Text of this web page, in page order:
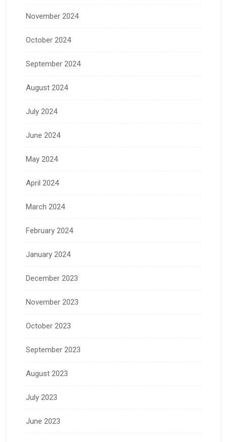
November 2024
October 2024
September 2024
August 2024
July 2024
June 2024
May 2024
April 2024
March 2024
February 2024
January 2024
December 2023
November 2023
October 2023
September 2023
August 2023
July 2023
June 2023